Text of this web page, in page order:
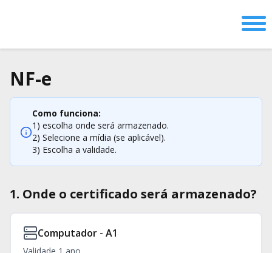
e-CNPJ
NF-e
Renove seu certificado
NF-e
Como funciona:
1) escolha onde será armazenado.
2) Selecione a mídia (se aplicável).
3) Escolha a validade.
1. Onde o certificado será armazenado?
Computador - A1